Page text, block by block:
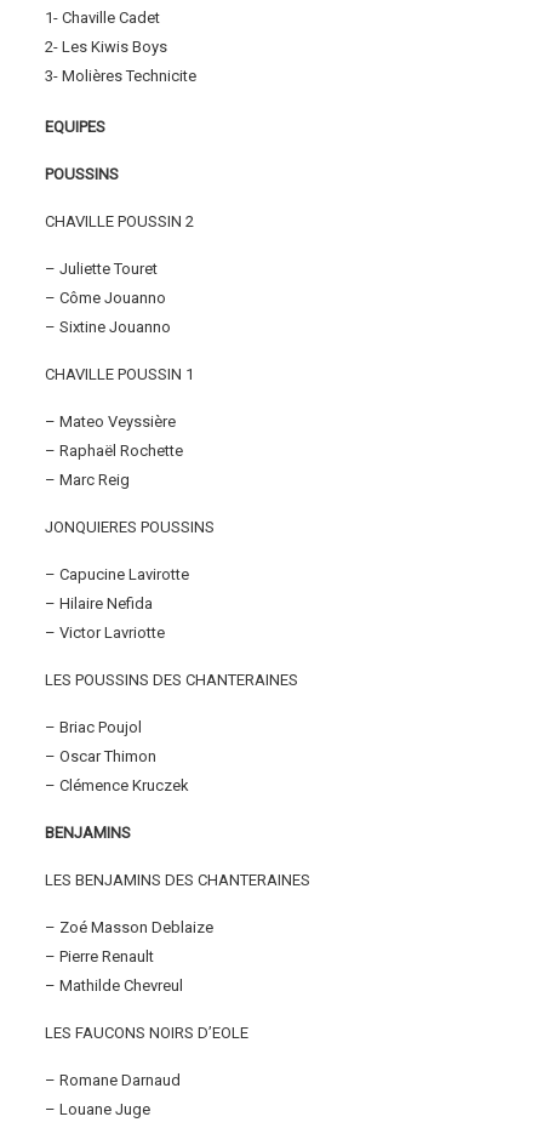
1- Chaville Cadet
2- Les Kiwis Boys
3- Molières Technicite
EQUIPES
POUSSINS
CHAVILLE POUSSIN 2
– Juliette Touret
– Côme Jouanno
– Sixtine Jouanno
CHAVILLE POUSSIN 1
– Mateo Veyssière
– Raphaël Rochette
– Marc Reig
JONQUIERES POUSSINS
– Capucine Lavirotte
– Hilaire Nefida
– Victor Lavriotte
LES POUSSINS DES CHANTERAINES
– Briac Poujol
– Oscar Thimon
– Clémence Kruczek
BENJAMINS
LES BENJAMINS DES CHANTERAINES
– Zoé Masson Deblaize
– Pierre Renault
– Mathilde Chevreul
LES FAUCONS NOIRS D’EOLE
– Romane Darnaud
– Louane Juge